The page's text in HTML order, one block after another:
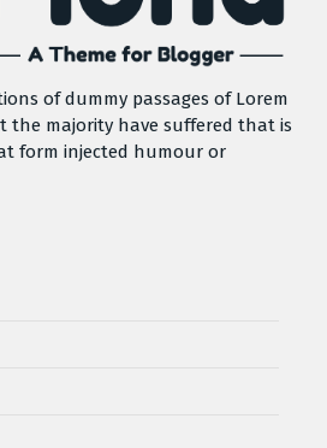
of dummy passages of Lorem
the majority have suffered that is
form injected humour or